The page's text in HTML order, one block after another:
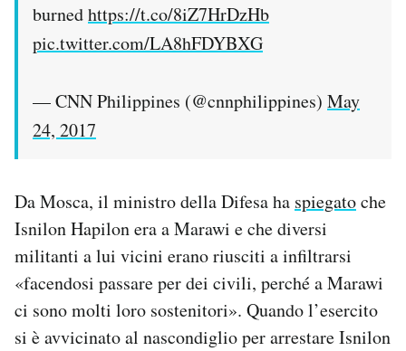
burnedhttps://t.co/8iZ7HrDzHb
pic.twitter.com/LA8hFDYBXG
— CNN Philippines (@cnnphilippines) May
24, 2017
Da Mosca, il ministro della Difesa ha spiegatoche
Isnilon Hapilon era a Marawi e che diversi
militanti a lui vicini erano riusciti a infiltrarsi
«facendosi passare per dei civili, perché a Marawi
ci sono molti loro sostenitori». Quando l’esercito
si è avvicinato al nascondiglio per arrestare Isnilon